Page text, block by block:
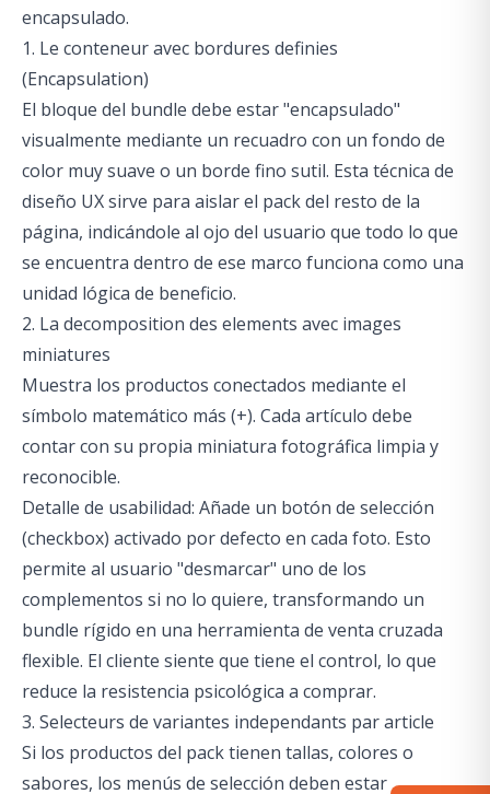
encapsulado.
1. Le conteneur avec bordures definies
(Encapsulation)
El bloque del bundle debe estar "encapsulado"
visualmente mediante un recuadro con un fondo de
color muy suave o un borde fino sutil. Esta técnica de
diseño UX sirve para aislar el pack del resto de la
página, indicándole al ojo del usuario que todo lo que
se encuentra dentro de ese marco funciona como una
unidad lógica de beneficio.
2. La decomposition des elements avec images
miniatures
Muestra los productos conectados mediante el
símbolo matemático más (+). Cada artículo debe
contar con su propia miniatura fotográfica limpia y
reconocible.
Detalle de usabilidad: Añade un botón de selección
(checkbox) activado por defecto en cada foto. Esto
permite al usuario "desmarcar" uno de los
complementos si no lo quiere, transformando un
bundle rígido en una herramienta de venta cruzada
flexible. El cliente siente que tiene el control, lo que
reduce la resistencia psicológica a comprar.
3. Selecteurs de variantes independants par article
Si los productos del pack tienen tallas, colores o
sabores, los menús de selección deben estar